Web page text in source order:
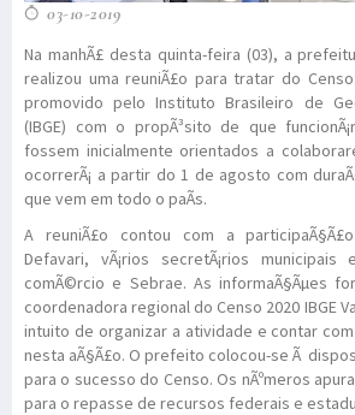
03-10-2019
Na manhÃ£ desta quinta-feira (03), a
realizou uma reuniÃ£o para tratar do
promovido pelo Instituto Brasileiro de
(IBGE) com o propÃ³sito de que
fossem inicialmente orientados a
ocorrerÃ¡ a partir do 1 de agosto com
que vem em todo o paÃ­s.
A reuniÃ£o contou com a
Defavari, vÃ¡rios secretÃ¡rios
comÃ©rcio e Sebrae. As informaÃ§Ãµes
coordenadora regional do Censo 2020 IBGE
intuito de organizar a atividade e contar
nesta aÃ§Ã£o. O prefeito colocou-se Ã
para o sucesso do Censo. Os nÃºmeros
para o repasse de recursos federais e